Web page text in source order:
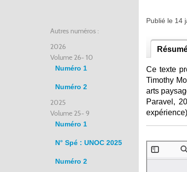
Autres numéros :
2026
Volume 26- 10
Numéro 1
Numéro 2
2025
Volume 25- 9
Numéro 1
N° Spé : UNOC 2025
Numéro 2
Publié le 14
Ce texte
Timothy
arts
Paravel,